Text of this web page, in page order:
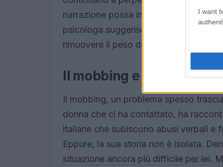
I want
narrazione possa influenzare la
psicologa suggerisce che una
rimuovere il peso di queste aspettative
Il mobbing e le sue
Il mobbing, un problema spesso
donna che ci ha contattato, ha
italiane che subiscono abusi verbali e
Eppure, la sua storia non è isolata.
situazione ancora più difficile per lei.